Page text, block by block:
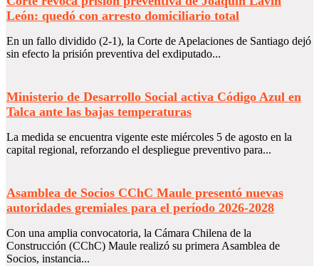
León: quedó con arresto domiciliario total
En un fallo dividido (2-1), la Corte de Apelaciones de Santiago dejó
sin efecto la prisión preventiva del exdiputado...
Ministerio de Desarrollo Social activa Código Azul en
Talca ante las bajas temperaturas
La medida se encuentra vigente este miércoles 5 de agosto en la
capital regional, reforzando el despliegue preventivo para...
Asamblea de Socios CChC Maule presentó nuevas
autoridades gremiales para el período 2026-2028
Con una amplia convocatoria, la Cámara Chilena de la
Construcción (CChC) Maule realizó su primera Asamblea de
Socios, instancia...